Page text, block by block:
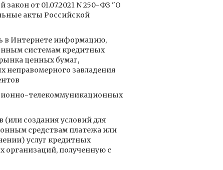
закон от 01.07.2021 N 250-ФЗ "О
акты Российской
в Интернете информацию,
системам кредитных
ценных бумаг,
неправомерного завладения
телекоммуникационных
создания условий для
средствам платежа или
услуг кредитных
организаций, полученную с